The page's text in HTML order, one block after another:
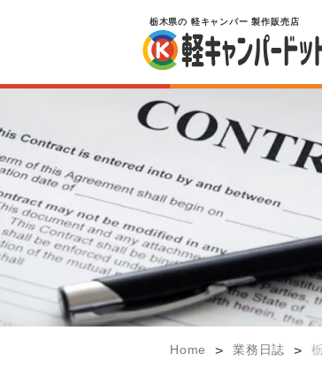
栃木県の 軽キャンパー 製作販売店
Home > 業務日誌 >